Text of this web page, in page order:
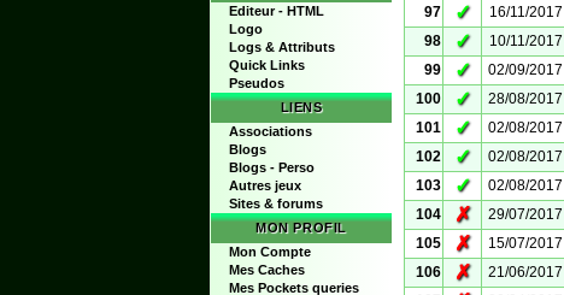
Editeur - HTML
Logo
Logs & Attributs
Quick Links
Pseudos
LIENS
Associations
Blogs
Blogs - Perso
Autres jeux
Sites & forums
MON PROFIL
Mon Compte
Mes Caches
Mes Pockets queries
97
✓ 16/11/2017
98
✓ 10/11/2017
99
✓ 02/09/2017
100
✓ 28/08/2017
101
✓ 02/08/2017
102
✓ 02/08/2017
103
✓ 02/08/2017
104
✗ 29/07/2017
105
✗ 15/07/2017
106
✗ 21/06/2017